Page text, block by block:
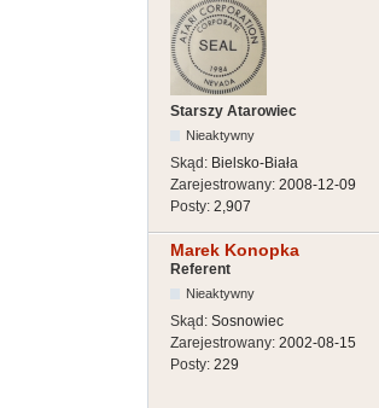
Starszy Atarowiec
Nieaktywny
Skąd: Bielsko-Biała
Zarejestrowany: 2008-12-09
Posty: 2,907
Marek Konopka
Referent
Nieaktywny
Skąd: Sosnowiec
Zarejestrowany: 2002-08-15
Posty: 229